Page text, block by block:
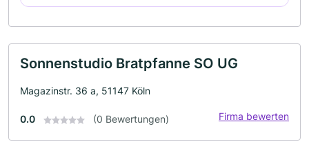
Sonnenstudio Bratpfanne SO UG
Magazinstr. 36 a, 51147 Köln
0.0 (0 Bewertungen) Firma bewerten